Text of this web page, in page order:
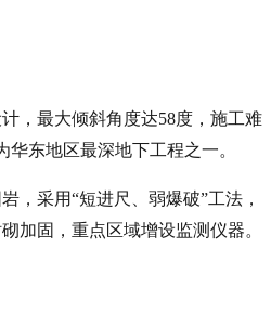
计，最大倾斜角度达58度，施工难
华东地区最深地下工程之一。
，采用“短进尺、弱爆破”工法，
加固，重点区域增设监测仪器。